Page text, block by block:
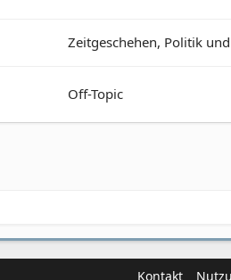
Zeitgeschehen, Politik
Off-Topic
Kontakt